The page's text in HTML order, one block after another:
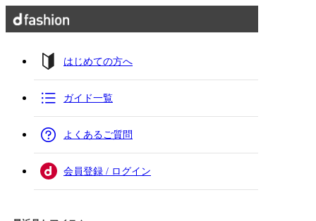
はじめての方へ
ガイド一覧
よくあるご質問
会員登録 / ログイン